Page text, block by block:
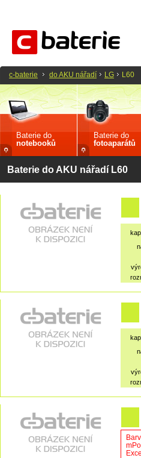
Baterie do
notebooků
Baterie do
fotoaparátů
Baterie do AKU nářadí L60
c-baterie do AKU nářadí LG L60